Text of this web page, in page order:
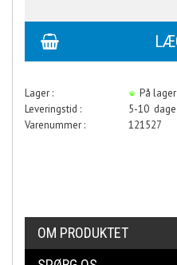
Lager :
På lager
Leveringstid :
5-10 dage
Varenummer :
121527
OM PRODUKTET